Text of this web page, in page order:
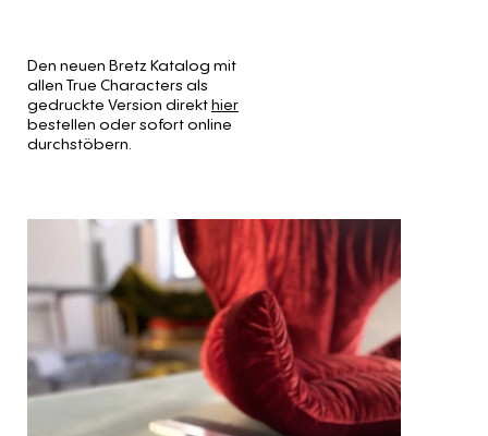
Den neuen Bretz Katalog mit
allen True Characters als
gedruckte Version direkthier
bestellen oder sofort online
durchstöbern.